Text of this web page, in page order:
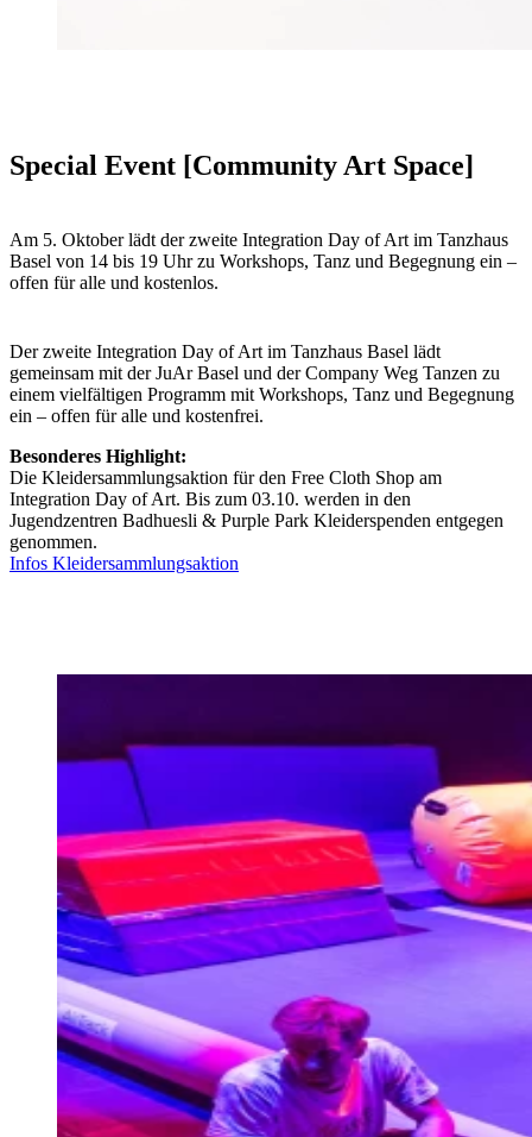
Special Event [Community Art Space]
Am 5. Oktober lädt der zweite Integration Day of Art im Tanzhaus
Basel von 14 bis 19 Uhr zu Workshops, Tanz und Begegnung ein –
offen für alle und kostenlos.
Der zweite Integration Day of Art im Tanzhaus Basel lädt
gemeinsam mit der JuAr Basel und der Company Weg Tanzen zu
einem vielfältigen Programm mit Workshops, Tanz und Begegnung
ein – offen für alle und kostenfrei.
Besonderes Highlight:
Die Kleidersammlungsaktion für den Free Cloth Shop am
Integration Day of Art. Bis zum 03.10. werden in den
Jugendzentren Badhuesli & Purple Park Kleiderspenden entgegen
genommen.
Infos Kleidersammlungsaktion